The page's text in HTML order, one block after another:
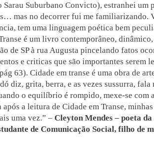
Sarau Suburbano Convicto), estranhei um
mas no decorrer fui me familiarizando.
tem uma linguagem poética bem
é um livro contemporâneo,
de SP à rua Augusta pincelando fatos
e criticas que são importantes serem
63). Cidade em transe é uma obra de
diz, grita, berra, e as vezes sussurra,
o equilíbrio é rompido, mexe-se com
após a leitura de Cidade em Transe,
uma vez.” – Cleyton Mendes – poeta
de Comunicação Social, filho de